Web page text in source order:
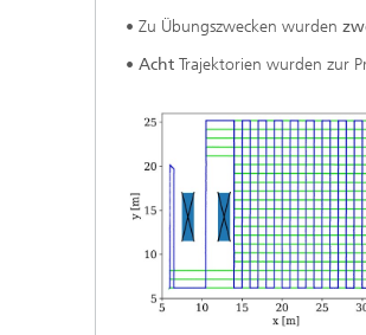
• Zu Übungszwecken wurden
• Acht Trajektorien wurden zur